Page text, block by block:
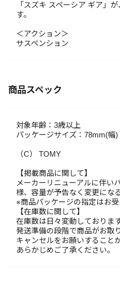
「スズキ スペーシア ギア」
す。
＜アクション＞
サスペンション
商品スペック
対象年齢：3歳以上
パッケージサイズ：78mm(幅
（C） TOMY
【掲載商品に関して】
メーカーリニューアルに伴い
様、容量が予告なく変更にな
※商品パッケージの指定はお受
【在庫数に関して】
在庫数は日々変動しております
発送準備の段階で商品がお取
キャンセルをお願いすること
あらかじめご了承ください。